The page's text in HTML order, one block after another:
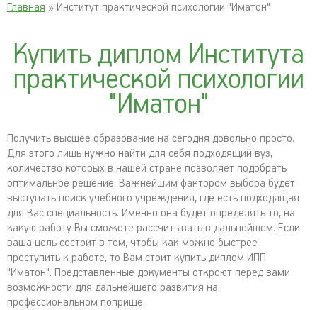
Главная » Институт практической психологии "Иматон"
Купить диплом Института
практической психологии
"Иматон"
Получить высшее образование на сегодня довольно просто.
Для этого лишь нужно найти для себя подходящий вуз,
количество которых в нашей стране позволяет подобрать
оптимальное решение. Важнейшим фактором выбора будет
выступать поиск учебного учреждения, где есть подходящая
для Вас специальность. Именно она будет определять то, на
какую работу Вы сможете рассчитывать в дальнейшем. Если
ваша цель состоит в том, чтобы как можно быстрее
преступить к работе, то Вам стоит купить диплом ИПП
"Иматон". Представленные документы откроют перед вами
возможности для дальнейшего развития на
профессиональном поприще.